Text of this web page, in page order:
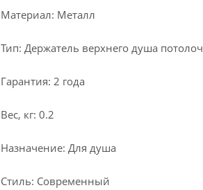
Материал: Металл
Тип: Держатель верхнего душа
Гарантия: 2 года
Вес, кг: 0.2
Назначение: Для душа
Стиль: Современный